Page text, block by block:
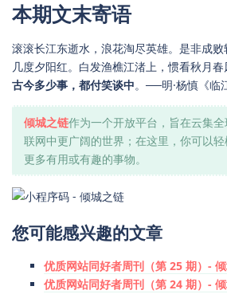
本期文末寄语
滚滚长江东逝水，浪花淘尽英雄。是非成败
几度夕阳红。白发渔樵江渚上，惯看秋月春
古今多少事，都付笑谈中。──明·杨慎《临
倾城之链作为一个开放平台，旨在云集
联网中更广阔的世界；在这里，你可以
更多有用或有趣的事物。
您可能感兴趣的文章
优质网站同好者周刊（第 25 期）-
优质网站同好者周刊（第 24 期）-